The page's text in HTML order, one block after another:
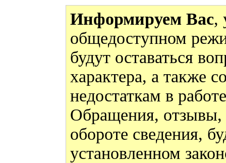
Информируем Вас,
общедоступном
будут оставаться
характера, а также
недостаткам в
Обращения, отзывы,
обороте сведения,
установленном